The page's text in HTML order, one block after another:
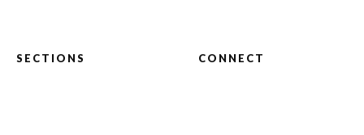
SECTIONS CONNECT